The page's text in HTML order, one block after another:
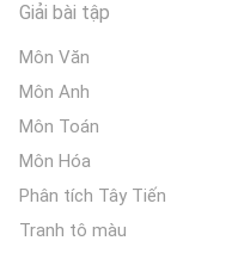
Giải bài tập
Môn Văn
Môn Anh
Môn Toán
Môn Hóa
Phân tích Tây Tiến
Tranh tô màu